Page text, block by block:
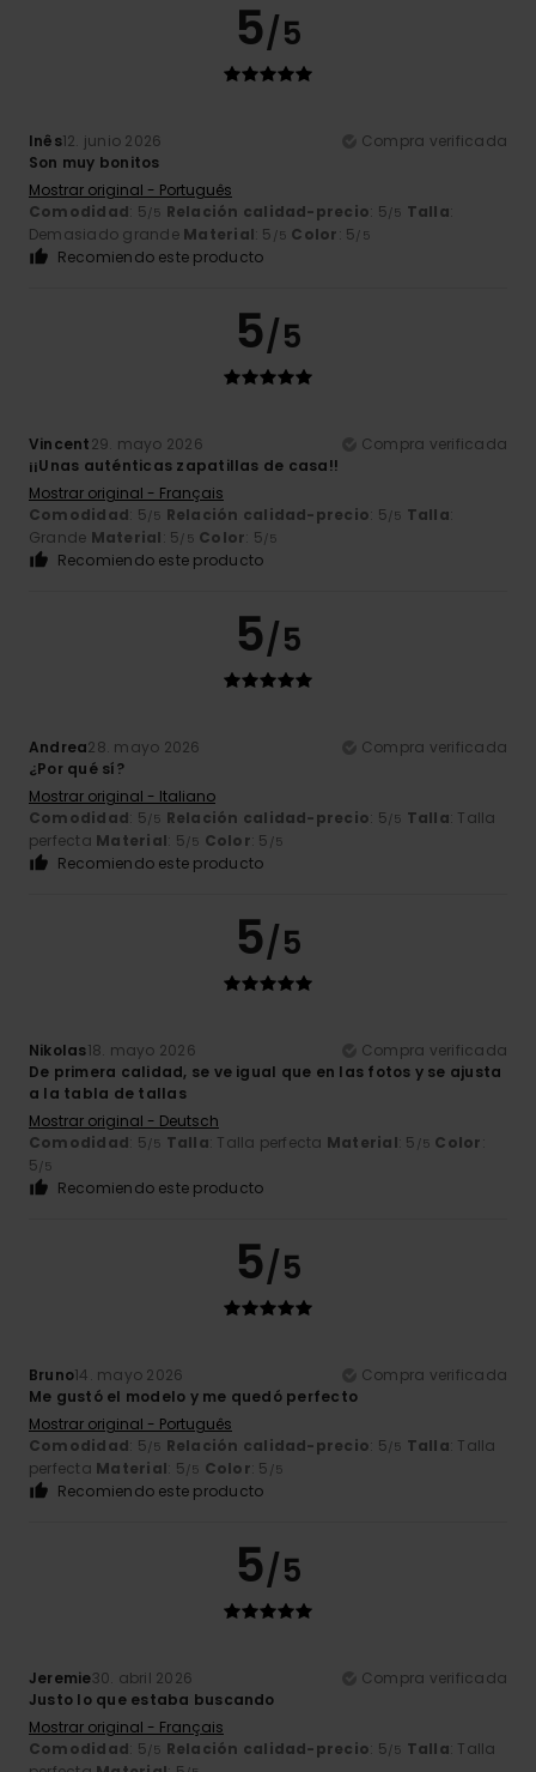
5/5
Inês12. junio 2026
Compra verificada
Son muy bonitos
Mostrar original - Português
Comodidad: 5/5 Relación calidad-precio: 5/5 Talla:
Demasiado grande Material: 5 /5 Color: 5/5
Recomiendo este producto
5/5
Vincent29. mayo 2026
Compra verificada
¡¡Unas auténticas zapatillas de casa!!
Mostrar original - Français
Comodidad: 5/5 Relación calidad-precio: 5/5 Talla:
Grande Material: 5/5 Color: 5/5
Recomiendo este producto
5/5
Andrea28. mayo 2026
Compra verificada
¿Por qué sí?
Mostrar original - Italiano
Comodidad: 5/5 Relación calidad-precio: 5/5 Talla: Talla
perfecta Material: 5/5 Color: 5 /5
Recomiendo este producto
5/5
Nikolas18. mayo 2026
Compra verificada
De primera calidad, se ve igual que en las fotos y se ajusta
a la tabla de tallas
Mostrar original - Deutsch
Comodidad: 5/5 Talla: Talla perfecta Material: 5 /5 Color:
5/5
Recomiendo este producto
5/5
Bruno14. mayo 2026
Compra verificada
Me gustó el modelo y me quedó perfecto
Mostrar original - Português
Comodidad: 5/5 Relación calidad-precio: 5/5 Talla: Talla
perfecta Material: 5/5 Color: 5 /5
Recomiendo este producto
5/5
Jeremie30. abril 2026
Compra verificada
Justo lo que estaba buscando
Mostrar original - Français
Comodidad: 5/5 Relación calidad-precio: 5/5 Talla: Talla